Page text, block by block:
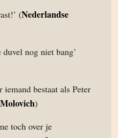
(Nederlandse
nog niet bang’
iemand bestaat als Peter
)
toch over je